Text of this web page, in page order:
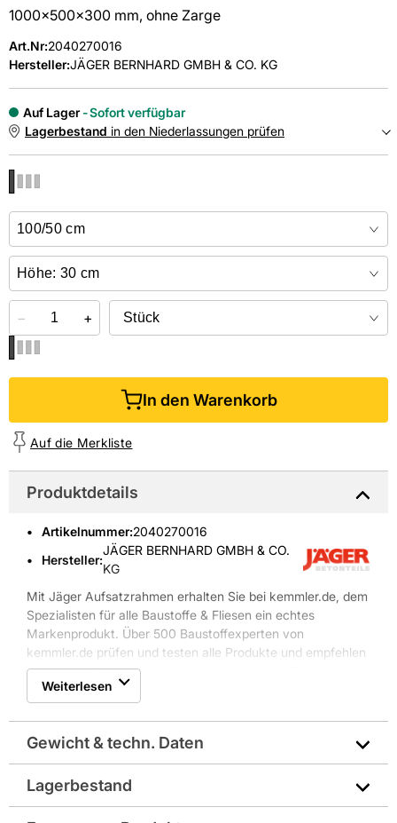
1000x500x300 mm, ohne Zarge
Art.Nr:2040270016
Hersteller:JÄGER BERNHARD GMBH & CO. KG
Auf Lager
Sofort verfügbar
Lagerbestand in den Niederlassungen prüfen
Online kaufen &
− +
In den Warenkorb
Auf die Merkliste
Produktdetails
Artikelnummer:2040270016
Hersteller:
JÄGER BERNHARD GMBH & CO.
KG
Mit Jäger Aufsatzrahmen erhalten Sie bei kemmler.de, dem
Spezialisten für alle Baustoffe & Fliesen ein echtes
Markenprodukt. Über 500 Baustoffexperten von
kemmler.de prüfen und testen alle Produkte und empfehlen
Jäger Aufsatzrahmen für den professionellen Einsatz.
Weiterlesen
Gewicht & techn. Daten
Abmessungen in mm: 1000x500x300
Lagerbestand